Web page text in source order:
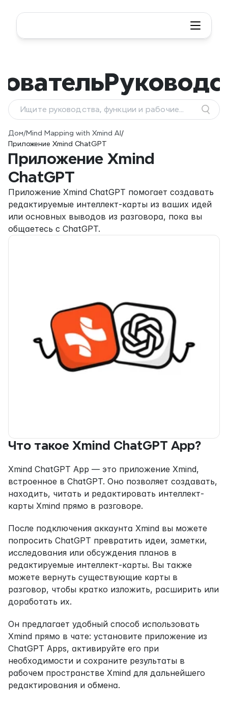
Дом/Mind Mapping with Xmind AI /
Приложение Xmind ChatGPT
Приложение Xmind
ChatGPT
Приложение Xmind ChatGPT помогает создавать
редактируемые интеллект-карты из ваших идей
или основных выводов из разговора, пока вы
общаетесь с ChatGPT.
Что такое Xmind ChatGPT App?
Xmind ChatGPT App — это приложение Xmind,
встроенное в ChatGPT. Оно позволяет создавать,
находить, читать и редактировать интеллект-
карты Xmind прямо в разговоре.
После подключения аккаунта Xmind вы можете
попросить ChatGPT превратить идеи, заметки,
исследования или обсуждения планов в
редактируемые интеллект-карты. Вы также
можете вернуть существующие карты в
разговор, чтобы кратко изложить, расширить или
доработать их.
Он предлагает удобный способ использовать
Xmind прямо в чате: установите приложение из
ChatGPT Apps, активируйте его при
необходимости и сохраните результаты в
рабочем пространстве Xmind для дальнейшего
редактирования и обмена.
Ищите руководства, функции и рабочие
процессы